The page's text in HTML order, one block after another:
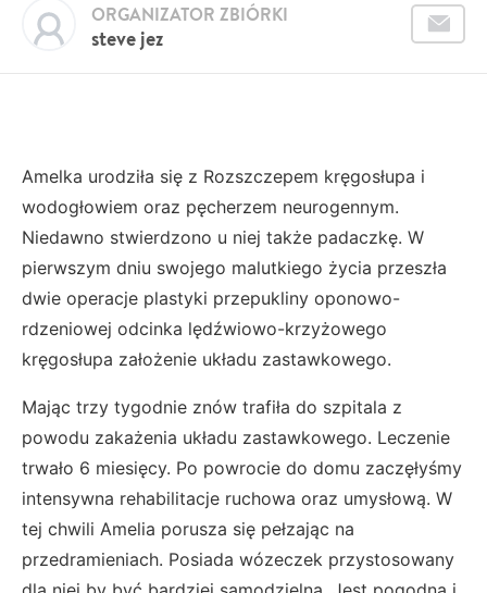
steve jez
ORGANIZATOR ZBIÓRKI
Amelka urodziła się z Rozszczepem kręgosłupa i
wodogłowiem oraz pęcherzem neurogennym.
Niedawno stwierdzono u niej także padaczkę. W
pierwszym dniu swojego malutkiego życia przeszła
dwie operacje plastyki przepukliny oponowo-
rdzeniowej odcinka lędźwiowo-krzyżowego
kręgosłupa założenie układu zastawkowego.
Mając trzy tygodnie znów trafiła do szpitala z
powodu zakażenia układu zastawkowego. Leczenie
trwało 6 miesięcy. Po powrocie do domu zaczęłyśmy
intensywna rehabilitacje ruchowa oraz umysłową. W
tej chwili Amelia porusza się pełzając na
przedramieniach. Posiada wózeczek przystosowany